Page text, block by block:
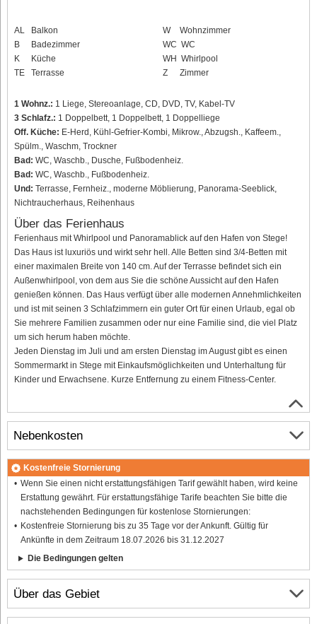
AL
Balkon
B
Badezimmer
K
Küche
TE
Terrasse
W
Wohnzimmer
WC WC
WH Whirlpool
Z
Zimmer
1 Wohnz.: 1 Liege, Stereoanlage, CD, DVD, TV, Kabel-TV
3 Schlafz.: 1 Doppelbett, 1 Doppelbett, 1 Doppelliege
Off. Küche: E-Herd, Kühl-Gefrier-Kombi, Mikrow., Abzugsh., Kaffeem.,
Spülm., Waschm, Trockner
Bad: WC, Waschb., Dusche, Fußbodenheiz.
Bad: WC, Waschb., Fußbodenheiz.
Und: Terrasse, Fernheiz., moderne Möblierung, Panorama-Seeblick,
Nichtraucherhaus, Reihenhaus
Über das Ferienhaus
Ferienhaus mit Whirlpool und Panoramablick auf den Hafen von Stege!
Das Haus ist luxuriös und wirkt sehr hell. Alle Betten sind 3/4-Betten mit
einer maximalen Breite von 140 cm. Auf der Terrasse befindet sich ein
Außenwhirlpool, von dem aus Sie die schöne Aussicht auf den Hafen
genießen können. Das Haus verfügt über alle modernen Annehmlichkeiten
und ist mit seinen 3 Schlafzimmern ein guter Ort für einen Urlaub, egal ob
Sie mehrere Familien zusammen oder nur eine Familie sind, die viel Platz
um sich herum haben möchte.
Jeden Dienstag im Juli und am ersten Dienstag im August gibt es einen
Sommermarkt in Stege mit Einkaufsmöglichkeiten und Unterhaltung für
Kinder und Erwachsene. Kurze Entfernung zu einem Fitness-Center.
Über das Gebiet
Nebenkosten
Kostenfreie Stornierung
Wenn Sie einen nicht erstattungsfähigen Tarif gewählt haben, wird keine
Erstattung gewährt. Für erstattungsfähige Tarife beachten Sie bitte die
nachstehenden Bedingungen für kostenlose Stornierungen:
Kostenfreie Stornierung bis zu 35 Tage vor der Ankunft. Gültig für
Ankünfte in dem Zeitraum 18.07.2026 bis 31.12.2027
Die Bedingungen gelten